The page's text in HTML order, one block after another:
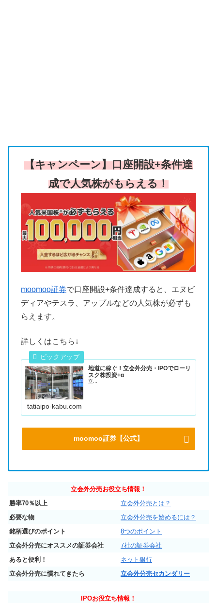
【キャンペーン】口座開設+条件達
成で人気株がもらえる！
moomoo証券で口座開設+条件達成すると、エヌビ
ディアやテスラ、アップルなどの人気株が必ずも
らえます。
詳しくはこちら↓
地道に稼ぐ！立会外分売・IPOでローリ
スク株投資+α
立...
tatiaipo-kabu.com
moomoo証券【公式】
立会外分売お役立ち情報！
勝率70％以上
立会外分売とは？
必要な物
立会外分売を始めるには？
銘柄選びのポイント
8つのポイント
立会外分売にオススメの証券会社
7社の証券会社
あると便利！
ネット銀行
立会外分売に慣れてきたら
立会外分売セカンダリー
IPOお役立ち情報！